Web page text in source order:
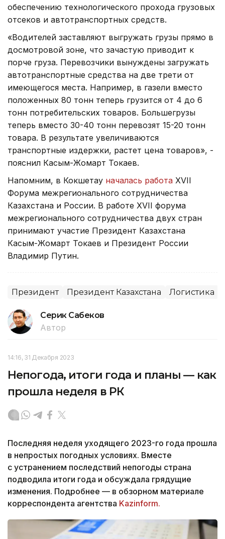
обеспечению технологического прохода грузовых
отсеков и автотранспортных средств.
«Водителей заставляют выгружать грузы прямо в
досмотровой зоне, что зачастую приводит к
порче груза. Перевозчики вынуждены загружать
автотранспортные средства на две трети от
имеющегося места. Например, в газели вместо
положенных 80 тонн теперь грузится от 4 до 6
тонн потребительских товаров. Большегрузы
теперь вместо 30-40 тонн перевозят 15-20 тонн
товара. В результате увеличиваются
транспортные издержки, растет цена товаров», -
пояснил Касым-Жомарт Токаев.
Напомним, в Кокшетау началась работа XVII
Форума межрегионального сотрудничества
Казахстана и России. В работе XVII форума
межрегионального сотрудничества двух стран
принимают участие Президент Казахстана
Касым-Жомарт Токаев и Президент России
Владимир Путин.
Президент Президент Казахстана Логистика
Серик Сабеков
Автор
14:16, 31 Декабря 2023
Непогода, итоги года и планы — как
прошла неделя в РК
Последняя неделя уходящего 2023-го года прошла
в непростых погодных условиях. Вместе
с устранением последствий непогоды страна
подводила итоги года и обсуждала грядущие
изменения. Подробнее — в обзорном материале
корреспондента агентства Kazinform.